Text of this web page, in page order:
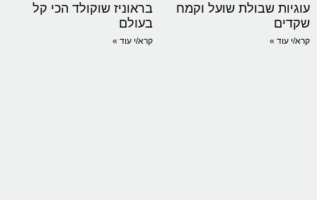
עוגיות שבולת שועל וקמח
שקדים
קרא/י עוד »
בראוניז שוקולד הכי קל
בעולם
קרא/י עוד »